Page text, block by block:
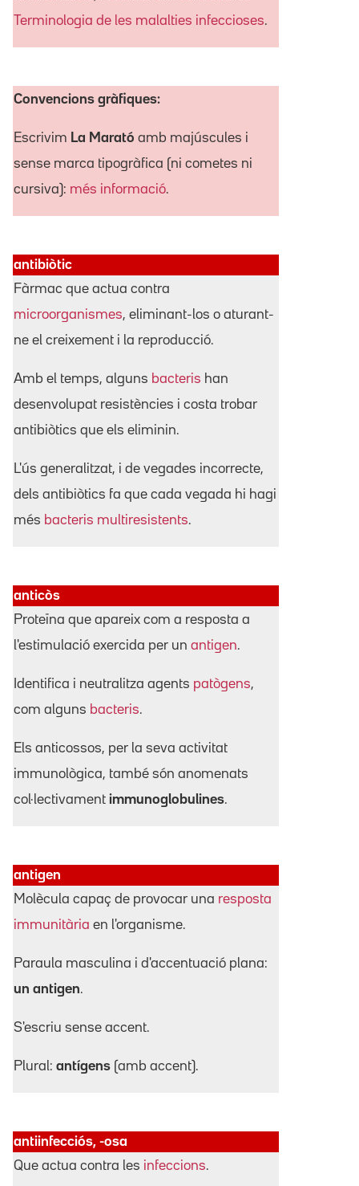
Terminologia de les malalties infeccioses.
Convencions gràfiques:
Escrivim La Marató amb majúscules i
sense marca tipogràfica (ni cometes ni
cursiva): més informació.
antibiòtic
Fàrmac que actua contra
microorganismes, eliminant-los o aturant-
ne el creixement i la reproducció.
Amb el temps, alguns bacteris han
desenvolupat resistències i costa trobar
antibiòtics que els eliminin.
L'ús generalitzat, i de vegades incorrecte,
dels antibiòtics fa que cada vegada hi hagi
més bacteris multiresistents.
anticòs
Proteïna que apareix com a resposta a
l'estimulació exercida per un antigen.
Identifica i neutralitza agents patògens,
com alguns bacteris.
Els anticossos, per la seva activitat
immunològica, també són anomenats
col·lectivament immunoglobulines.
antigen
Molècula capaç de provocar una resposta
immunitària en l'organisme.
Paraula masculina i d'accentuació plana:
un antigen.
S'escriu sense accent.
Plural: antígens (amb accent).
antiinfecciós, -osa
Que actua contra les infeccions.